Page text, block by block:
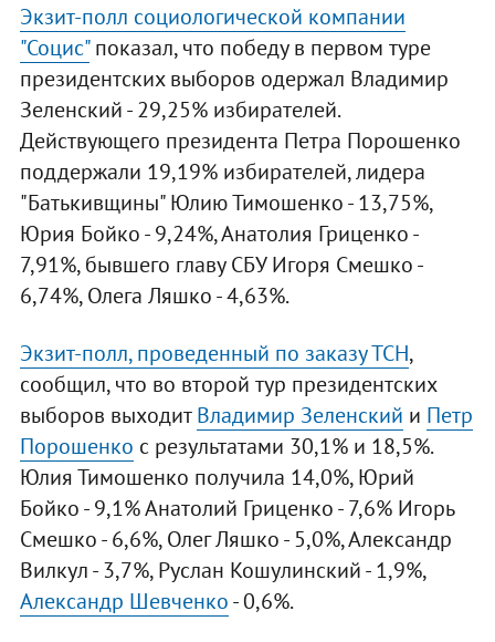
Экзит-полл социологической компании
"Социс"показал, что победу в первом туре
президентских выборов одержал Владимир
Зеленский - 29,25% избирателей.
Действующего президента Петра Порошенко
поддержали 19,19% избирателей, лидера
"Батькивщины" Юлию Тимошенко - 13,75%,
Юрия Бойко - 9,24%, Анатолия Гриценко -
7,91%, бывшего главу СБУ Игоря Смешко -
6,74%, Олега Ляшко - 4,63%.
Экзит-полл, проведенный по заказу ТСН,
сообщил, что во второй тур президентских
выборов выходитВладимир Зеленский и Петр
Порошенко с результатами 30,1% и 18,5%.
Юлия Тимошенко получила 14,0%, Юрий
Бойко - 9,1% Анатолий Гриценко - 7,6% Игорь
Смешко - 6,6%, Олег Ляшко - 5,0%, Александр
Вилкул - 3,7%, Руслан Кошулинский - 1,9%,
Александр Шевченко- 0,6%.